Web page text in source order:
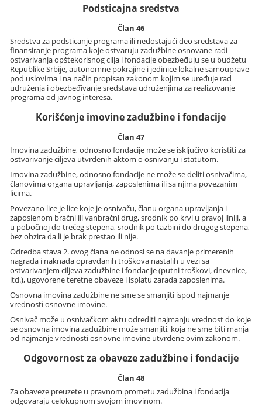
Podsticajna sredstva
Član 46
Sredstva za podsticanje programa ili nedostajući deo sredstava za
finansiranje programa koje ostvaruju zadužbine osnovane radi
ostvarivanja opštekorisnog cilja i fondacije obezbeđuju se u budžetu
Republike Srbije, autonomne pokrajine i jedinice lokalne samouprave
pod uslovima i na način propisan zakonom kojim se uređuje rad
udruženja i obezbeđivanje sredstava udruženjima za realizovanje
programa od javnog interesa.
Korišćenje imovine zadužbine i fondacije
Član 47
Imovina zadužbine, odnosno fondacije može se isključivo koristiti za
ostvarivanje ciljeva utvrđenih aktom o osnivanju i statutom.
Imovina zadužbine, odnosno fondacije ne može se deliti osnivačima,
članovima organa upravljanja, zaposlenima ili sa njima povezanim
licima.
Povezano lice je lice koje je osnivaču, članu organa upravljanja i
zaposlenom bračni ili vanbračni drug, srodnik po krvi u pravoj liniji, a
u pobočnoj do trećeg stepena, srodnik po tazbini do drugog stepena,
bez obzira da li je brak prestao ili nije.
Odredba stava 2. ovog člana ne odnosi se na davanje primerenih
nagrada i naknada opravdanih troškova nastalih u vezi sa
ostvarivanjem ciljeva zadužbine i fondacije (putni troškovi, dnevnice,
itd.), ugovorene teretne obaveze i isplatu zarada zaposlenima.
Osnovna imovina zadužbine ne sme se smanjiti ispod najmanje
vrednosti osnovne imovine.
Osnivač može u osnivačkom aktu odrediti najmanju vrednost do koje
se osnovna imovina zadužbine može smanjiti, koja ne sme biti manja
od najmanje vrednosti osnovne imovine utvrđene ovim zakonom.
Odgovornost za obaveze zadužbine i fondacije
Član 48
Za obaveze preuzete u pravnom prometu zadužbina i fondacija
odgovaraju celokupnom svojom imovinom.